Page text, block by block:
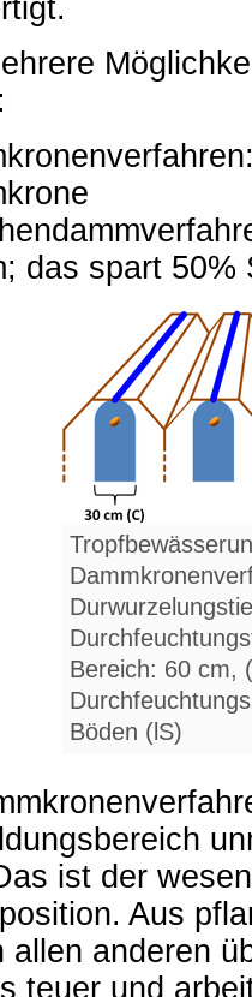
das spart 50%
Bereich: 60 cm,
Böden (lS)
ist der
Aus
allen anderen
teuer und